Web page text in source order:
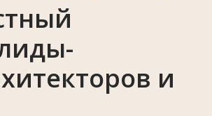
и